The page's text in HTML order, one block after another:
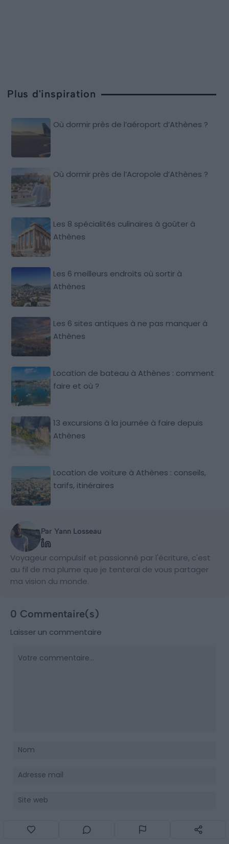
Plus d'inspiration
Où dormir près de l’aéroport d’Athènes ?
Où dormir près de l’Acropole d’Athènes ?
Les 8 spécialités culinaires à goûter à
Athènes
Les 6 meilleurs endroits où sortir à
Athènes
Les 6 sites antiques à ne pas manquer à
Athènes
Location de bateau à Athènes : comment
faire et où ?
13 excursions à la journée à faire depuis
Athènes
Location de voiture à Athènes : conseils,
tarifs, itinéraires
Par Yann Losseau
Voyageur compulsif et passionné par l'écriture, c'est
au fil de ma plume que je tenterai de vous partager
ma vision du monde.
0 Commentaire(s)
Laisser un commentaire